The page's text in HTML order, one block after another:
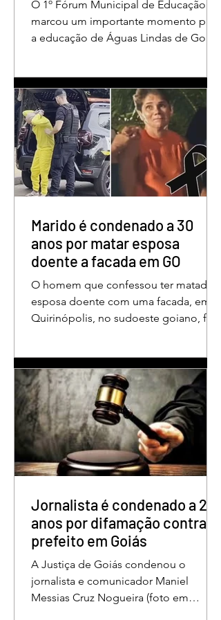
em Águas Lindas
O 1º Fórum Municipal de Educação
marcou um importante momento para
a educação de Águas Lindas de Goiás,
para promover conhecimento,
reflexão, troca de experiências e
valorização daqueles que exercem um
papel fundamental na formação das
futuras gerações. Durante o evento, o
secretário municipal de Educação,
Denildson Oliveira, destacou que o
aos educadores muito mais do que
Marido é condenado a 30
anos por matar esposa
doente a facada em GO
O homem que confessou ter matado a
esposa doente com uma facada, em
Quirinópolis, no sudoeste goiano, foi
em outubro de 2025, na casa do casal.
À época, Cléria Rosa de Moraes se
recuperava de um Acidente Vascular
Cerebral (AVC) e estava em condição
de fragilidade física. De acordo com o
processo, Cléria foi morta com um
único golpe de faca no pescoço,
repousando, desferido pelo
Jornalista é condenado a 2
anos por difamação contra
prefeito em Goiás
A Justiça de Goiás condenou o
jornalista e comunicador Maniel
Messias Cruz Nogueira (foto em